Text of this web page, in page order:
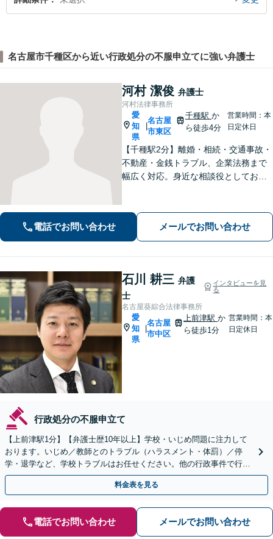
名古屋市千種区から近い行政処分の不服申立てに強い弁護士
河村 潔俊 弁護士
河村法律事務所
愛
知
県
名古屋
市東区
千種駅 か
ら徒歩4分
営業時間：本
日定休日
【千種駅2分】離婚・相続・交通事故・
不動産・金銭トラブル、企業法務まで
幅広く対応。身近な相談役としてお悩
め、まずは気軽にご相談ください。
【土日祝対応可、夜間対応可】【オン
ライン対応可】
電話でお問い合わせ メールでお問い合わせ
石川 耕三 弁護
士
インタビューを見
る
名古屋葵綜合法律事務所
愛
知
県
|
名古屋
市中区
上前津駅か
ら徒歩1分
営業時間：本
日定休日
行政処分の不服申立て
【上前津駅1分】【弁護士歴10年以上】学校・いじめ問題に注力して
おります。いじめ／教師とのトラブル（ハラスメント・体罰）／停
学・退学など、学校トラブルはお任せください。他の行政事件で行政
書士との連携可。【夜間面談可能】【オンライン相談可能】
料金表を見る
電話でお問い合わせ メールでお問い合わせ